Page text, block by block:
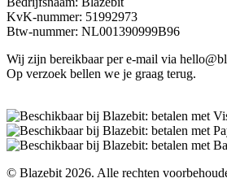
KvK-nummer: 51992973
Btw-nummer: NL001390999B96
Wij zijn bereikbaar per e-mail via
Op verzoek bellen we je graag terug.
© Blazebit 2026. Alle rechten